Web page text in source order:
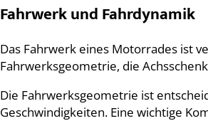
Fahrwerk und Fahrdynamik
Das Fahrwerk eines Motorrades ist
Fahrwerksgeometrie, die
Die Fahrwerksgeometrie ist
Geschwindigkeiten. Eine wichtige